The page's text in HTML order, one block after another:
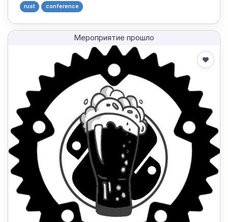
rust conference
Мероприятие прошло